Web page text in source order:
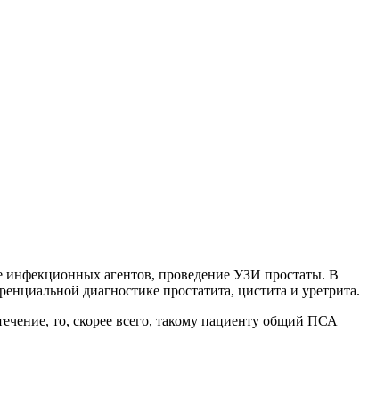
инфекционных агентов, проведение УЗИ простаты. В
диагностике простатита, цистита и уретрита.
то, скорее всего, такому пациенту общий ПСА